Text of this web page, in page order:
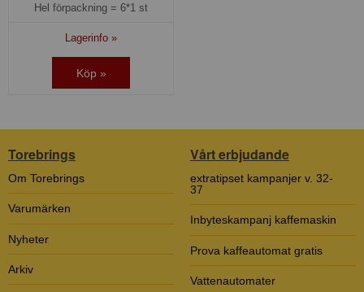
Hel förpackning = 6*1 st
Lagerinfo »
Köp »
Torebrings
Om Torebrings
Varumärken
Nyheter
Arkiv
Vårt erbjudande
extratipset kampanjer v. 32-
37
Inbyteskampanj kaffemaskin
Prova kaffeautomat gratis
Vattenautomater